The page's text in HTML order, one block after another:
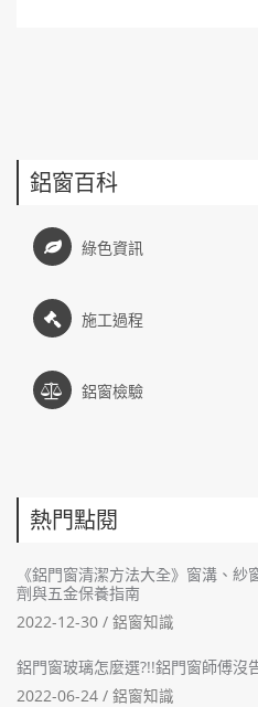
鋁窗百科
綠色資訊
施工過程
鋁窗檢驗
熱門點閱
《鋁門窗清潔方法大全》窗溝、
劑與五金保養指南
2022-12-30 / 鋁窗知識
鋁門窗玻璃怎麼選?!!鋁門窗師傅沒
2022-06-24 / 鋁窗知識